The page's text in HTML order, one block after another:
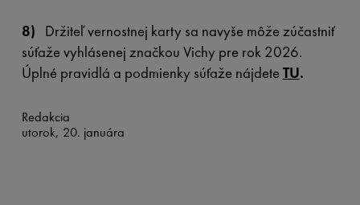
8) Držiteľ vernostnej karty sa navyše môže zúčastniť
súťaže vyhlásenej značkou Vichy pre rok 2026.
Úplné pravidlá a podmienky súťaže nájdeteTU.
Redakcia
utorok, 20. januára